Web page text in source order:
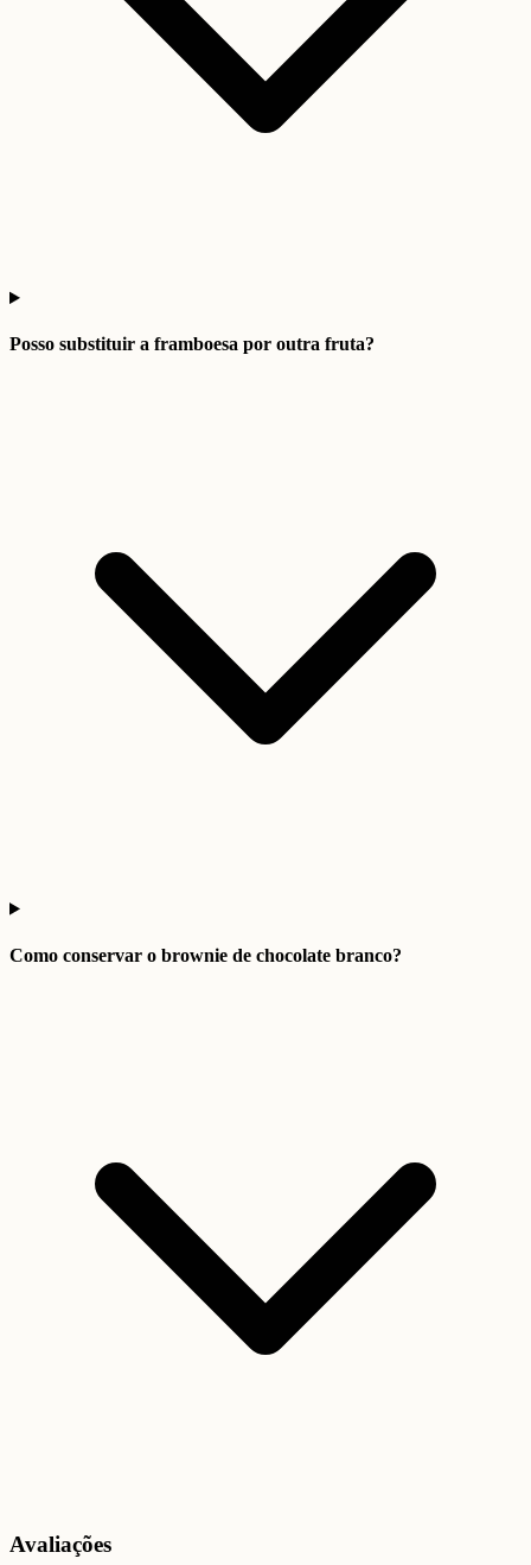
Posso substituir a framboesa por outra fruta?
Como conservar o brownie de chocolate branco?
Avaliações